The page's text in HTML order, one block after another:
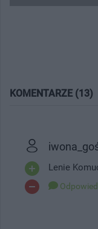
KOMENTARZE (13)
Lenie